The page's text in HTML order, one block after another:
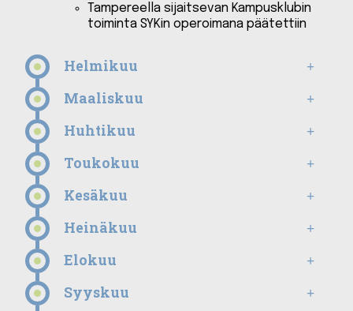
Tampereella sijaitsevan Kampusklubin
toiminta SYKin operoimana päätettiin
Helmikuu
Maaliskuu
Huhtikuu
Toukokuu
Kesäkuu
Heinäkuu
Elokuu
Syyskuu